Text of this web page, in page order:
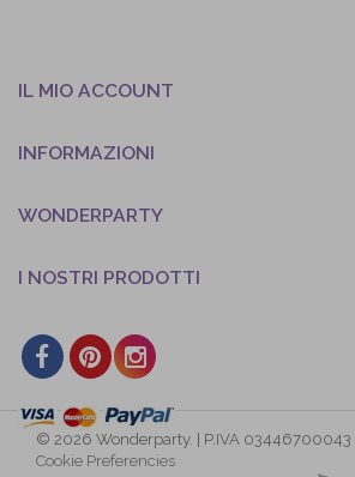
IL MIO ACCOUNT
INFORMAZIONI
WONDERPARTY
I NOSTRI PRODOTTI
© 2026 Wonderparty. | P.IVA 03446700043 |
Cookie Preferencies